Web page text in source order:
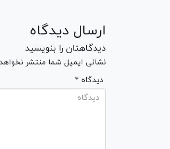
ارسال دیدگاه
دیدگاهتان را بنویسید
نشانی ایمیل شما منتشر
* دیدگاه